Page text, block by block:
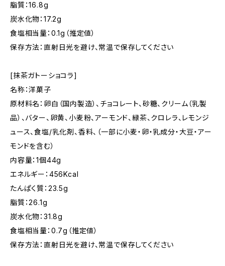
脂質：16.8g
炭水化物：17.2g
食塩相当量：0.1g（推定値）
保存方法：直射日光を避け、常温で保存してください
[抹茶ガトーショコラ]
名称：洋菓子
原材料名：卵白（国内製造）、チョコレート、砂糖、クリーム（乳製
品）、バター、卵黄、小麦粉、アーモンド、緑茶、クロレラ、レモンジ
ュース、食塩/乳化剤、香料、（一部に小麦・卵・乳成分・大豆・アー
モンドを含む）
内容量：1個44g
エネルギー：456Kcal
たんぱく質：23.5g
脂質：26.1g
炭水化物：31.8g
食塩相当量：0.7g（推定値）
保存方法：直射日光を避け、常温で保存してください